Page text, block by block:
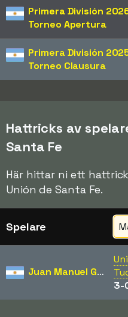
Primera División
Torneo Apertura
Primera División
Torneo Clausura
Hattricks av
Santa Fe
Här hittar ni ett
Unión de Santa Fe.
Spelare
Juan Manuel García
3-